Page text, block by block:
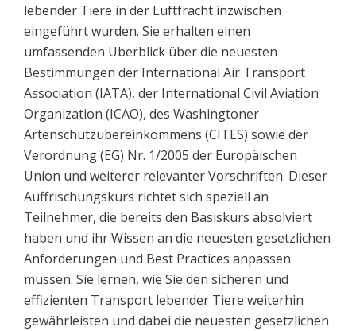
lebender Tiere in der Luftfracht inzwischen
eingeführt wurden. Sie erhalten einen
umfassenden Überblick über die neuesten
Bestimmungen der International Air Transport
Association (IATA), der International Civil Aviation
Organization (ICAO), des Washingtoner
Artenschutzübereinkommens (CITES) sowie der
Verordnung (EG) Nr. 1/2005 der Europäischen
Union und weiterer relevanter Vorschriften. Dieser
Auffrischungskurs richtet sich speziell an
Teilnehmer, die bereits den Basiskurs absolviert
haben und ihr Wissen an die neuesten gesetzlichen
Anforderungen und Best Practices anpassen
müssen. Sie lernen, wie Sie den sicheren und
effizienten Transport lebender Tiere weiterhin
gewährleisten und dabei die neuesten gesetzlichen